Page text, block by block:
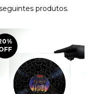
produtos.
%